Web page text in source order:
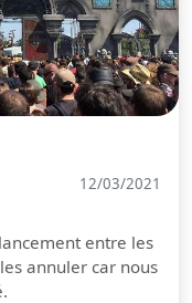
12/03/2021
entre les
annuler car nous